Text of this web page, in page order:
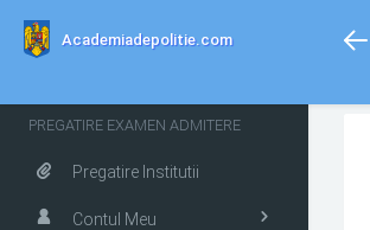
Academiadepolitie.com Toggle
PREGATIRE EXAMEN ADMITERE
Pregatire Institutii
Contul Meu